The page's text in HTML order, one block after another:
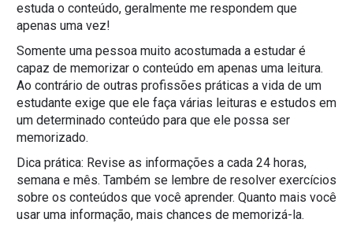
estuda o conteúdo, geralmente me respondem que
apenas uma vez!
Somente uma pessoa muito acostumada a estudar é
capaz de memorizar o conteúdo em apenas uma leitura.
Ao contrário de outras profissões práticas a vida de um
estudante exige que ele faça várias leituras e estudos em
um determinado conteúdo para que ele possa ser
memorizado.
Dica prática: Revise as informações a cada 24 horas,
semana e mês. Também se lembre de resolver exercícios
sobre os conteúdos que você aprender. Quanto mais você
usar uma informação, mais chances de memorizá-la.